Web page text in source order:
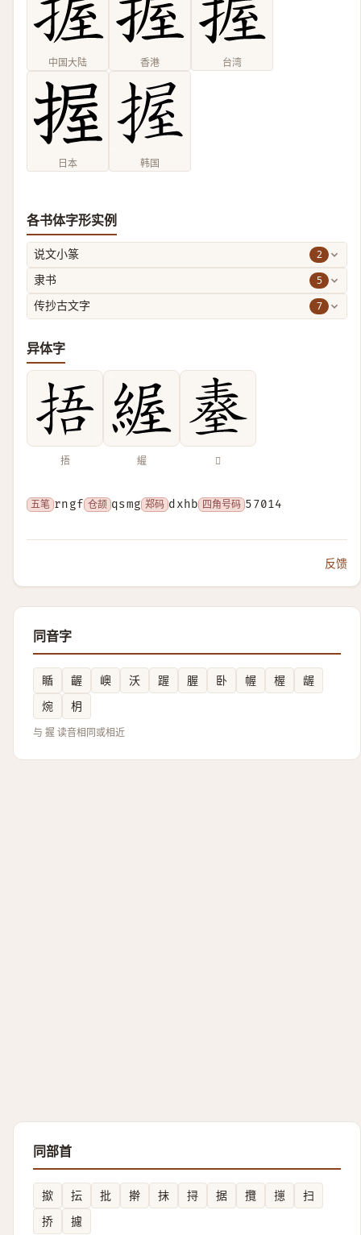
中国大陆 香港 台湾
日本 韩国
各书体字形实例
说文小篆 2
隶书 5
传抄古文字 7
异体字
捂 䌂 𦥆
五笔 rngf 仓颉 qsmg 郑码 dxhb 四角号码 57014
反馈
同音字
瞃 齷 㠗 沃 䠎 腛 卧 幄 楃
龌
焥
枂
与 握 读音相同或相近
同部首
撳 抎 批 擀 抹 挦 据 攬 㩄
扫
挢
攄